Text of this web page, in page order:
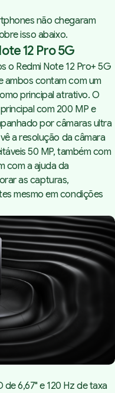
não chegaram
isso abaixo.
12 Pro 5G
o Redmi Note 12 Pro+ 5G
ambos contam com um
principal atrativo. O
com 200 MP e
por câmaras ultra
a resolução da câmara
50 MP, também com
com a ajuda da
as capturas,
mesmo em condições
6,67" e 120 Hz de taxa